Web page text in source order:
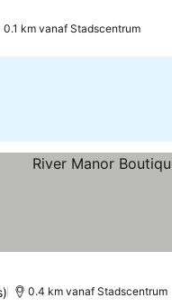
0.1 km vanaf Stadscentrum
0.4 km vanaf Stadscentrum